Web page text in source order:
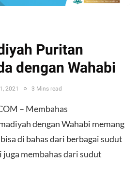
Puritan
dengan Wahabi
2021 3 Mins read
– Membahas
dengan Wahabi memang
di bahas dari berbagai sudut
juga membahas dari sudut